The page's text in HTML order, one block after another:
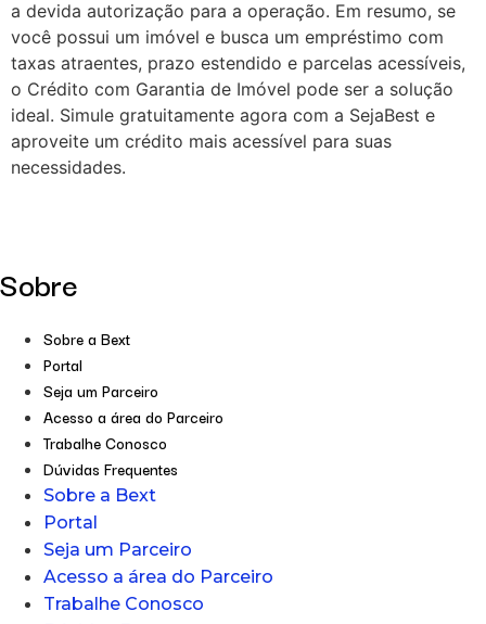
a devida autorização para a operação. Em resumo, se
você possui um imóvel e busca um empréstimo com
taxas atraentes, prazo estendido e parcelas acessíveis,
o Crédito com Garantia de Imóvel pode ser a solução
ideal. Simule gratuitamente agora com a SejaBest e
aproveite um crédito mais acessível para suas
necessidades.
Sobre
Sobre a Bext
Portal
Seja um Parceiro
Acesso a área do Parceiro
Trabalhe Conosco
Dúvidas Frequentes
Sobre a Bext
Portal
Seja um Parceiro
Acesso a área do Parceiro
Trabalhe Conosco